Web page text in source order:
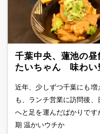
千葉中央、蓮池の
たいちゃん 味わい
近年、少しずつ千葉にも
も、ランチ営業に訪問後、
へと足を運んだばかりで
期 温かいウチか